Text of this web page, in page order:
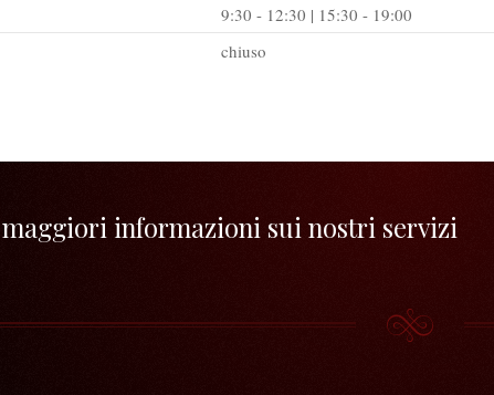
9:30 - 12:30 | 15:30 - 19:00
chiuso
informazioni sui nostri servizi